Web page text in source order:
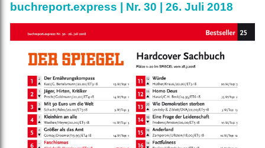
buchreport.express | Nr. 30 | 26. Juli 2018